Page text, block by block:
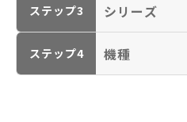
ステップ3 シリーズ
ステップ4 機種